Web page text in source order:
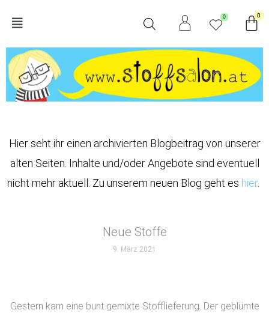
InhaltMain
Menu
0 0
Hier seht ihr einen archivierten Blogbeitrag von unserer
alten Seiten. Inhalte und/oder Angebote sind eventuell
nicht mehr aktuell. Zu unserem neuen Blog geht es hier.
Neue Stoffe
9. März 2021
Gestern kam eine bunt gemixte Stofflieferung. Der geblümte